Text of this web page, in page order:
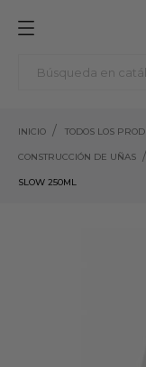
INICIO TODOS LOS
CONSTRUCCIÓN DE UÑAS
SLOW 250ML